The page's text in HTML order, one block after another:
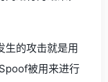
生的攻击就是用
被用来进行